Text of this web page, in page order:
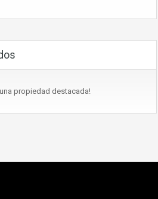
propiedad destacada!